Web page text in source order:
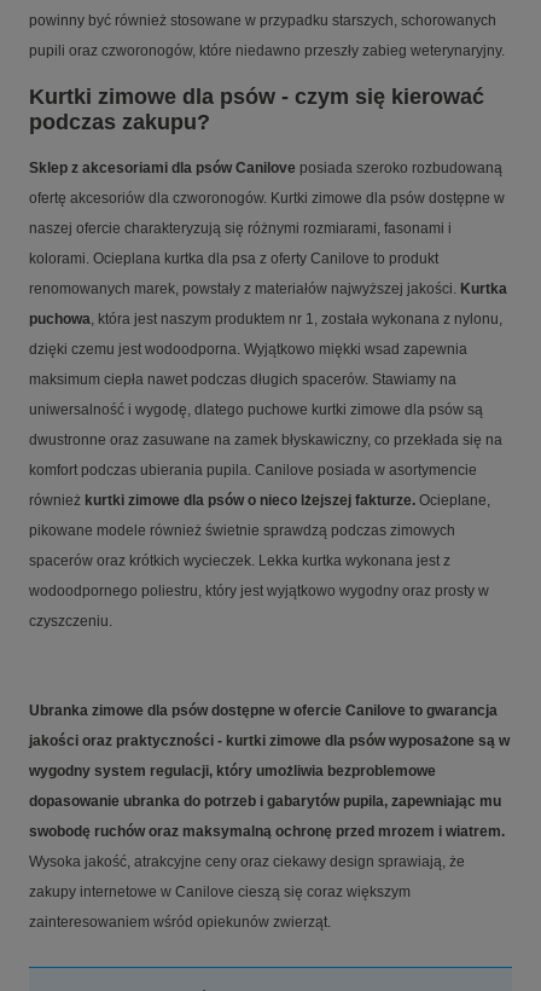
powinny być również stosowane w przypadku starszych, schorowanych
pupili oraz czworonogów, które niedawno przeszły zabieg weterynaryjny.
Kurtki zimowe dla psów - czym się kierować
podczas zakupu?
Sklep z akcesoriami dla psów Canilove posiada szeroko rozbudowaną
ofertę akcesoriów dla czworonogów. Kurtki zimowe dla psów dostępne w
naszej ofercie charakteryzują się różnymi rozmiarami, fasonami i
kolorami. Ocieplana kurtka dla psa z oferty Canilove to produkt
renomowanych marek, powstały z materiałów najwyższej jakości. Kurtka
puchowa , która jest naszym produktem nr 1, została wykonana z nylonu,
dzięki czemu jest wodoodporna. Wyjątkowo miękki wsad zapewnia
maksimum ciepła nawet podczas długich spacerów. Stawiamy na
uniwersalność i wygodę, dlatego puchowe kurtki zimowe dla psów są
dwustronne oraz zasuwane na zamek błyskawiczny, co przekłada się na
komfort podczas ubierania pupila. Canilove posiada w asortymencie
również kurtki zimowe dla psów o nieco lżejszej fakturze. Ocieplane,
pikowane modele również świetnie sprawdzą podczas zimowych
spacerów oraz krótkich wycieczek. Lekka kurtka wykonana jest z
wodoodpornego poliestru, który jest wyjątkowo wygodny oraz prosty w
czyszczeniu.
Ubranka zimowe dla psów dostępne w ofercie Canilove to gwarancja
jakości oraz praktyczności - kurtki zimowe dla psów wyposażone są w
wygodny system regulacji, który umożliwia bezproblemowe
dopasowanie ubranka do potrzeb i gabarytów pupila, zapewniając mu
swobodę ruchów oraz maksymalną ochronę przed mrozem i wiatrem.
Wysoka jakość, atrakcyjne ceny oraz ciekawy design sprawiają, że
zakupy internetowe w Canilove cieszą się coraz większym
zainteresowaniem wśród opiekunów zwierząt.